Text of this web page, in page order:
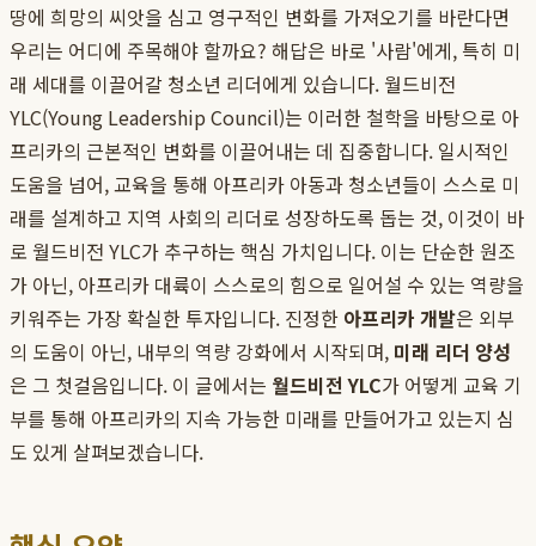
땅에 희망의 씨앗을 심고 영구적인 변화를 가져오기를 바란다면
우리는 어디에 주목해야 할까요? 해답은 바로 '사람'에게, 특히 미
래 세대를 이끌어갈 청소년 리더에게 있습니다. 월드비전
YLC(Young Leadership Council)는 이러한 철학을 바탕으로 아
프리카의 근본적인 변화를 이끌어내는 데 집중합니다. 일시적인
도움을 넘어, 교육을 통해 아프리카 아동과 청소년들이 스스로 미
래를 설계하고 지역 사회의 리더로 성장하도록 돕는 것, 이것이 바
로 월드비전 YLC가 추구하는 핵심 가치입니다. 이는 단순한 원조
가 아닌, 아프리카 대륙이 스스로의 힘으로 일어설 수 있는 역량을
키워주는 가장 확실한 투자입니다. 진정한 아프리카 개발은 외부
의 도움이 아닌, 내부의 역량 강화에서 시작되며, 미래 리더 양성
은 그 첫걸음입니다. 이 글에서는 월드비전 YLC가 어떻게 교육 기
부를 통해 아프리카의 지속 가능한 미래를 만들어가고 있는지 심
도 있게 살펴보겠습니다.